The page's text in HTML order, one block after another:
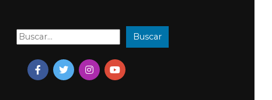
Buscar: Buscar